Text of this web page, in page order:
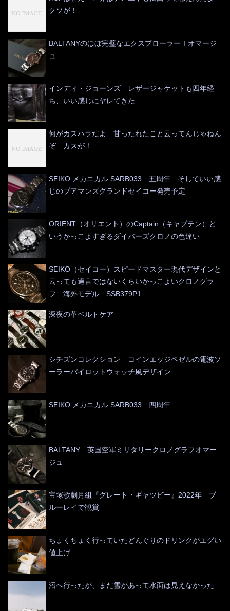
クソが！
BALTANYのほぼ完璧なエクスプローラーⅠオマージ
ュ
インディ・ジョーンズ レザージャケットも四年経
ち、いい感じにヤレてきた
何がカスハラだよ 甘ったれたこと云ってんじゃねん
ぞ カスが！
SEIKO メカニカル SARB033 五周年 そしていい感
じのプアマンズグランドセイコー発売予定
ORIENT（オリエント）のCaptain（キャプテン）と
いうかっこよすぎるダイバーズクロノの色違い
SEIKO（セイコー）スピードマスター現代デザインと
云っても過言ではないくらいかっこよいクロノグラ
フ 海外モデル SSB379P1
深夜の革ベルトケア
シチズンコレクション コインエッジベゼルの電波ソ
ーラーパイロットウォッチ風デザイン
SEIKO メカニカル SARB033 四周年
BALTANY 英国空軍ミリタリークロノグラフオマー
ジュ
宝塚歌劇月組『グレート・ギャツビー』2022年 ブ
ルーレイで観賞
ちょくちょく行っていたどんぐりのドリンクがエグい
値上げ
沼へ行ったが、まだ雪があって水面は見えなかった